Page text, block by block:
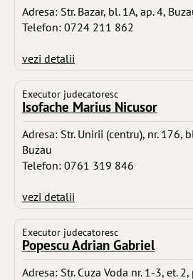
Adresa: Str. Bazar, bl. 1A, ap. 4,
Telefon: 0724 211 862
vezi detalii
Executor judecatoresc
Isofache Marius Nicusor
Adresa: Str. Unirii (centru), nr. 176,
Buzau
Telefon: 0761 319 846
vezi detalii
Executor judecatoresc
Popescu Adrian Gabriel
Adresa: Str. Cuza Voda nr. 1-3, et.